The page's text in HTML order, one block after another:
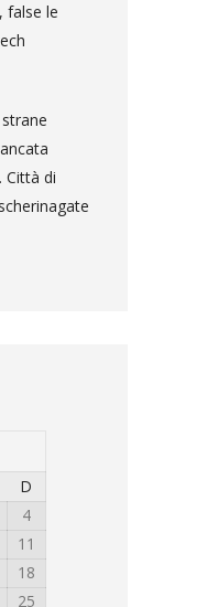
false le
Città di
D
4
11
18
25